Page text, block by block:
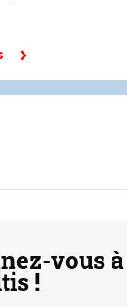
vous à
!